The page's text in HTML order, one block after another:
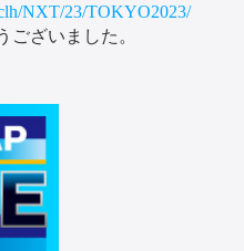
NXT/23/TOKYO2023/
ございました。